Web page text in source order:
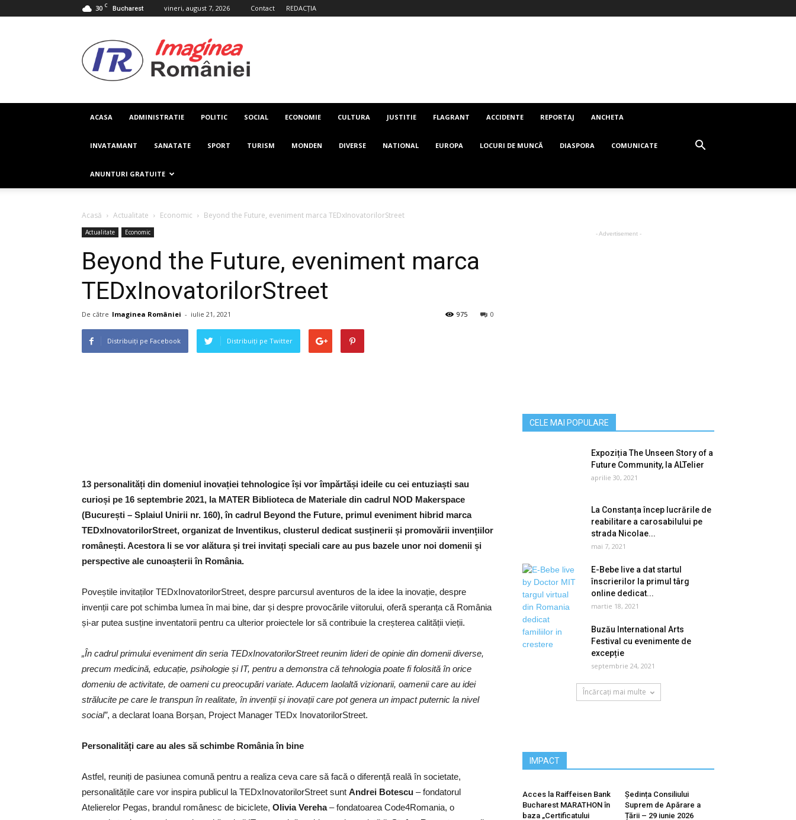
30 C Bucharest vineri, august 7, 2026 Contact REDACȚIA
Imaginea
Romaniei
ACASA ADMINISTRATIE POLITIC SOCIAL ECONOMIE CULTURA JUSTITIE FLAGRANT ACCIDENTE REPORTAJ ANCHETA
INVATAMANT SANATATE SPORT TURISM MONDEN DIVERSE NATIONAL EUROPA LOCURI DE MUNCĂ DIASPORA COMUNICATE
ANUNTURI GRATUITE
Acasă Actualitate Economic Beyond the Future, eveniment marca TEDxInovatorilorStreet
Actualitate Economic
Beyond the Future, eveniment marca
TEDxInovatorilorStreet
De către Imaginea României - iulie 21, 2021 0
975
Distribuiți pe Facebook Distribuiți pe Twitter
13 personalități din domeniul inovației tehnologice își vor împărtăși ideile cu cei entuziaști sau
curioși pe 16 septembrie 2021, la MATER Biblioteca de Materiale din cadrul NOD Makerspace
(București – Splaiul Unirii nr. 160), în cadrul Beyond the Future, primul eveniment hibrid marca
TEDxInovatorilorStreet, organizat de Inventikus, clusterul dedicat susținerii și promovării invențiilor
românești. Acestora li se vor alătura și trei invitați speciali care au pus bazele unor noi domenii și
perspective ale cunoașterii în România.
Poveștile invitaților TEDxInovatorilorStreet, despre parcursul aventuros de la idee la inovație, despre
invenții care pot schimba lumea în mai bine, dar și despre provocările viitorului, oferă speranța că România
și-ar putea susține inventatorii pentru ca ulterior proiectele lor să contribuie la creșterea calității vieții.
„În cadrul primului eveniment din seria TEDxInovatorilorStreet reunim lideri de opinie din domenii diverse,
precum medicină, educație, psihologie și IT, pentru a demonstra că tehnologia poate fi folosită în orice
domeniu de activitate, de oameni cu preocupări variate. Aducem laolaltă vizionarii, oamenii care au idei
strălucite pe care le transpun în realitate, în invenții și inovații care pot genera un impact puternic la nivel
social”, a declarat Ioana Borșan, Project Manager TEDx InovatorilorStreet.
Personalități care au ales să schimbe România în bine
Astfel, reuniți de pasiunea comună pentru a realiza ceva care să facă o diferență reală în societate,
personalitățile care vor inspira publicul la TEDxInovatorilorStreet sunt Andrei Botescu – fondatorul
Atelierelor Pegas, brandul românesc de biciclete, Olivia Vereha– fondatoarea Code4Romania, o
- Advertisement -
CELE MAI POPULARE
Expoziția The Unseen Story of a
Future Community, la ALTelier
aprilie 30, 2021
La Constanța încep lucrările de
reabilitare a carosabilului pe
strada Nicolae...
mai 7, 2021
E-Bebe live a dat startul
înscrierilor la primul târg
online dedicat...
martie 18, 2021
Buzău International Arts
Festival cu evenimente de
excepție
septembrie 24, 2021
Încărcați mai multe
IMPACT
Acces la Raiffeisen Bank
Bucharest MARATHON în
baza „Certificatului
Ședința Consiliului
Suprem de Apărare a
Țării – 29 iunie 2026